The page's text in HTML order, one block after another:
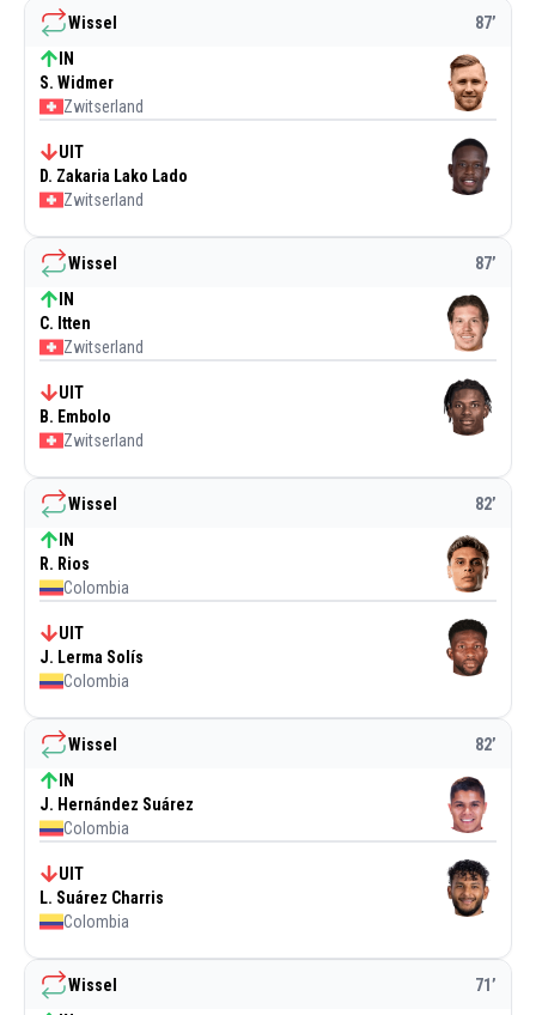
Wissel 71’
Wissel 82’
IN
J. Hernández Suárez
Colombia
UIT
L. Suárez Charris
Colombia
Wissel 82’
IN
R. Rios
Colombia
UIT
J. Lerma Solís
Colombia
Wissel 87’
IN
C. Itten
Zwitserland
UIT
B. Embolo
Zwitserland
Wissel 87’
IN
S. Widmer
Zwitserland
UIT
D. Zakaria Lako Lado
Zwitserland